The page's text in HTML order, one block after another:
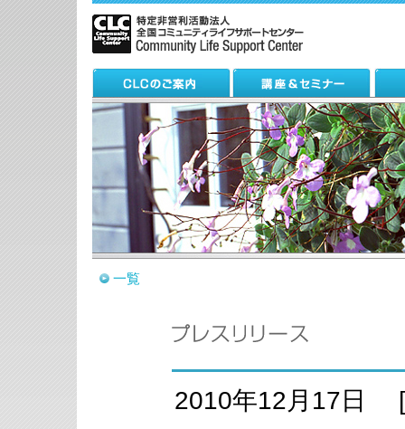
一覧
2010年12月17日